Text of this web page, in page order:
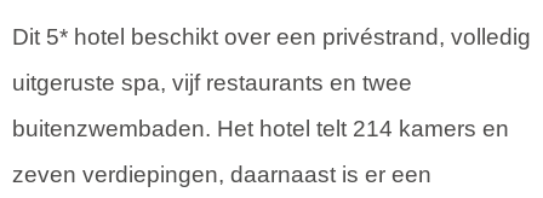
Dit 5* hotel beschikt over een privéstrand, volledig
uitgeruste spa, vijf restaurants en twee
buitenzwembaden. Het hotel telt 214 kamers en
zeven verdiepingen, daarnaast is er een